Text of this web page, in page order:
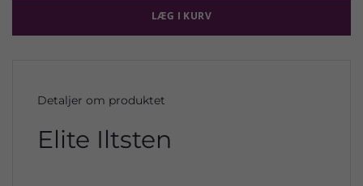
LÆG I KURV
Detaljer om produktet
Elite Iltsten